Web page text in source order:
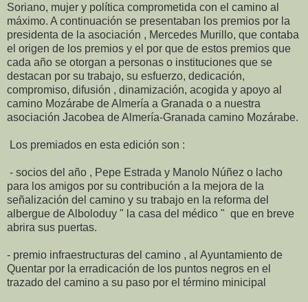
Soriano, mujer y política comprometida con el camino al
máximo. A continuación se presentaban los premios por la
presidenta de la asociación , Mercedes Murillo, que contaba
el origen de los premios y el por que de estos premios que
cada año se otorgan a personas o instituciones que se
destacan por su trabajo, su esfuerzo, dedicación,
compromiso, difusión , dinamización, acogida y apoyo al
camino Mozárabe de Almería a Granada o a nuestra
asociación Jacobea de Almería-Granada camino Mozárabe.
Los premiados en esta edición son :
- socios del año , Pepe Estrada y Manolo Núñez o lacho
para los amigos por su contribución a la mejora de la
señalización del camino y su trabajo en la reforma del
albergue de Alboloduy " la casa del médico " que en breve
abrira sus puertas.
- premio infraestructuras del camino , al Ayuntamiento de
Quentar por la erradicación de los puntos negros en el
trazado del camino a su paso por el término minicipal